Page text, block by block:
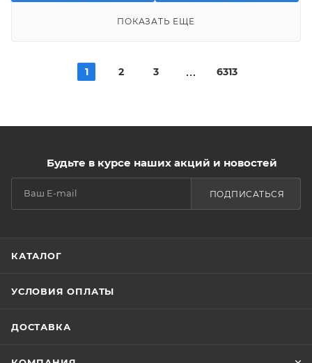
ПОКАЗАТЬ ЕЩЕ
1 2 3 6313
Будьте в курсе наших акций и новостей
ПОДПИСАТЬСЯ
КАТАЛОГ
УСЛОВИЯ ОПЛАТЫ
ДОСТАВКА